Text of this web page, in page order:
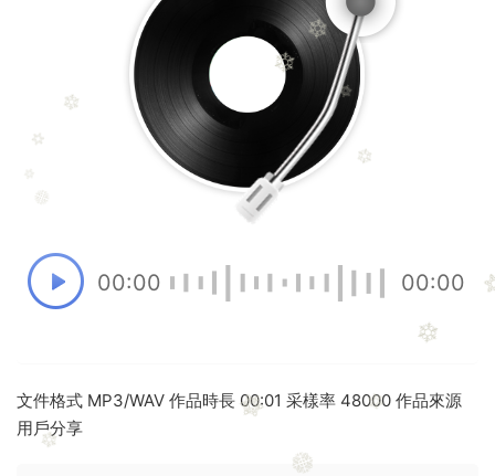
00:00 00:00
文件格式 MP3/WAV 作品時長 00:01 采樣率 48000 作品來源
用戶分享